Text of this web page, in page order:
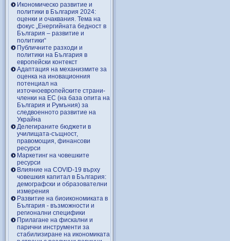
Икономическо развитие и
политики в България 2024:
оценки и очаквания. Тема на
фокус „Енергийната бедност в
България – развитие и
политики“
Публичните разходи и
политики на България в
европейски контекст
Адаптация на механизмите за
оценка на иновационния
потенциал на
източноевропейските страни-
членки на ЕС (на база опита на
България и Румъния) за
следвоенното развитие на
Украйна
Делегираните бюджети в
училищата-същност,
правомощия, финансови
ресурси
Маркетинг на човешките
ресурси
Влияние на COVID-19 върху
човешкия капитал в България:
демографски и образователни
измерения
Развитие на биоикономиката в
България - възможности и
регионални специфики
Прилагане на фискални и
парични инструменти за
стабилизиране на икономиката